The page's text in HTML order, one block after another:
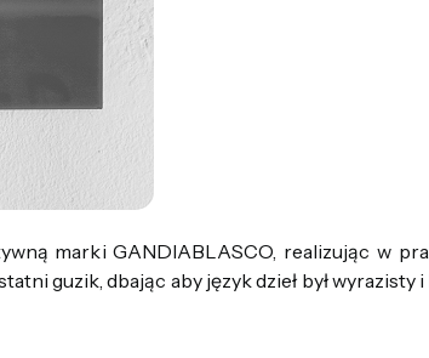
marki GANDIABLASCO, realizując w
guzik, dbając aby język dzieł był wyrazisty